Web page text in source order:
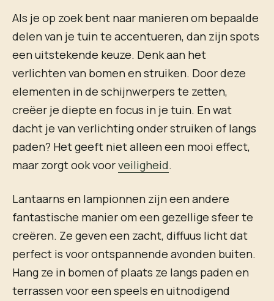
Als je op zoek bent naar manieren om bepaalde
delen van je tuin te accentueren, dan zijn spots
een uitstekende keuze. Denk aan het
verlichten van bomen en struiken. Door deze
elementen in de schijnwerpers te zetten,
creëer je diepte en focus in je tuin. En wat
dacht je van verlichting onder struiken of langs
paden? Het geeft niet alleen een mooi effect,
maar zorgt ook voorveiligheid.
Lantaarns en lampionnen zijn een andere
fantastische manier om een gezellige sfeer te
creëren. Ze geven een zacht, diffuus licht dat
perfect is voor ontspannende avonden buiten.
Hang ze in bomen of plaats ze langs paden en
terrassen voor een speels en uitnodigend